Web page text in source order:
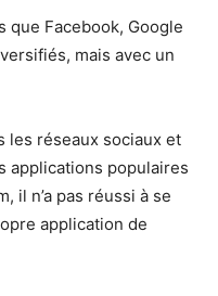
que Facebook, Google
mais avec un
les réseaux sociaux et
applications populaires
il n’a pas réussi à se
application de